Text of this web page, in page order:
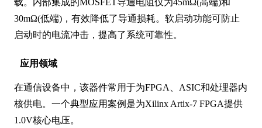
载。内部集成的MOSFET导通电阻仅为45mΩ(高端)和
30mΩ(低端)，有效降低了导通损耗。软启动功能可防止
启动时的电流冲击，提高了系统可靠性。
应用领域
在通信设备中，该器件常用于为FPGA、ASIC和处理器内
核供电。一个典型应用案例是为Xilinx Artix-7 FPGA提供
1.0V核心电压。